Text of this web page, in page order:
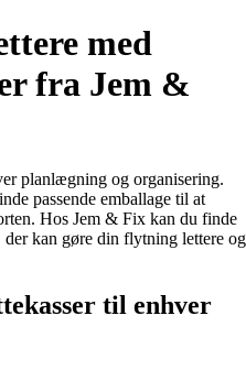
med
fra Jem &
planlægning og organisering.
passende emballage til at
Hos Jem & Fix kan du finde
kan gøre din flytning lettere og
til enhver